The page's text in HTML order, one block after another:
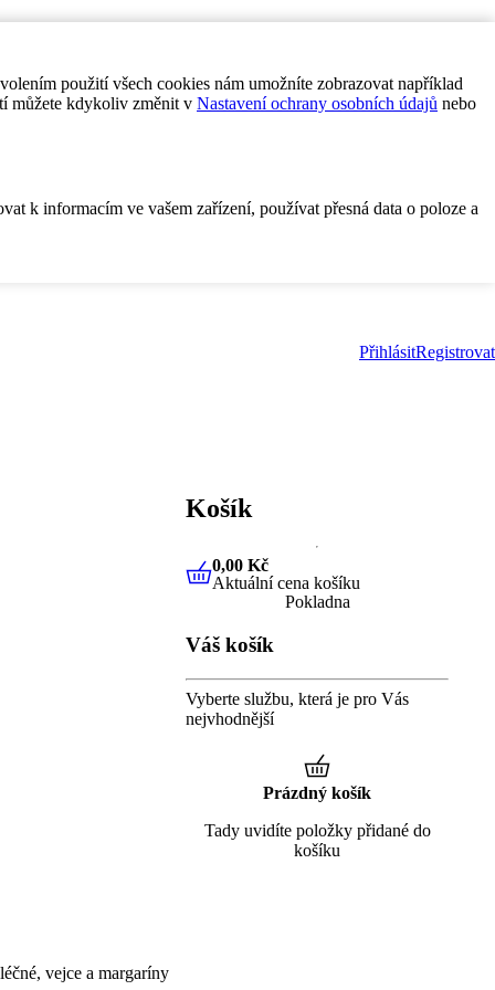
použití všech cookies nám umožníte zobrazovat například
můžete kdykoliv změnit v Nastavení ochrany osobních údajů nebo
k informacím ve vašem zařízení, používat přesná data o poloze a
PřihlásitRegistrovat
vejce a margaríny
Košík
0,00 KčAktuální cena košíku
0,00 Kč
Aktuální cena košíku
Pokladna
Váš košík
Vyberte službu, která je pro Vás
nejvhodnější
Prázdný košík
Tady uvidíte položky přidané do
košíku